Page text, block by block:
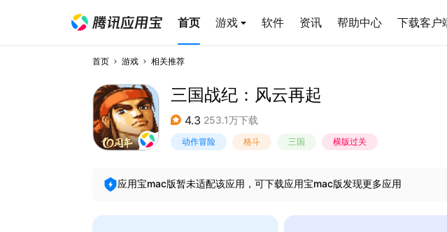
首页 游戏 软件 资讯 帮助中心 下载客户
首页 游戏 相关推荐
三国战纪：风云再起
4.3 253.1万下载
动作冒险 格斗 三国 横版过关
应用宝mac版暂未适配该应用，可下载应用宝mac版发现更多应用